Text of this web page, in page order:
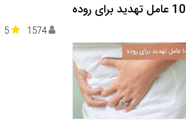
10 عامل تهدید برای روده
5 1574